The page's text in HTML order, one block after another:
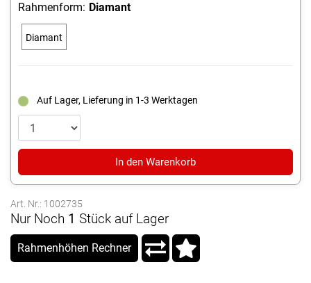
Rahmenform: Diamant
Diamant
Auf Lager, Lieferung in 1-3 Werktagen
In den Warenkorb
Art. Nr.: 1002735
Nur Noch 1 Stück auf Lager
Rahmenhöhen Rechner